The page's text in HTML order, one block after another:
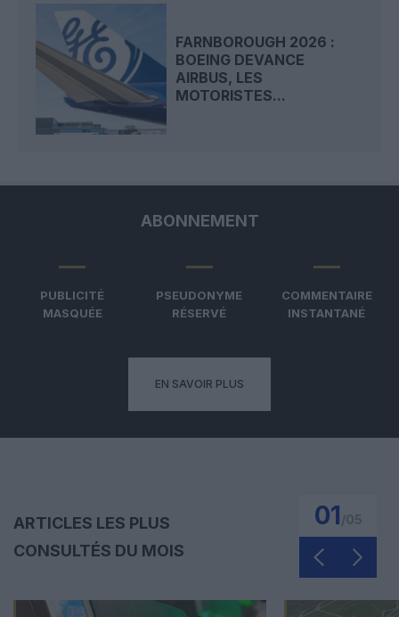
FARNBOROUGH 2026 :
BOEING DEVANCE
AIRBUS, LES
MOTORISTES...
ABONNEMENT
PUBLICITÉ
MASQUÉE
PSEUDONYME
RÉSERVÉ
COMMENTAIRE
INSTANTANÉ
EN SAVOIR PLUS
ARTICLES LES PLUS
CONSULTÉS DU MOIS
01